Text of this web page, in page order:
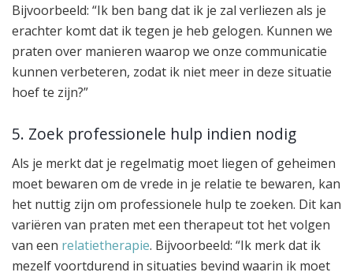
Bijvoorbeeld: “Ik ben bang dat ik je zal verliezen als je
erachter komt dat ik tegen je heb gelogen. Kunnen we
praten over manieren waarop we onze communicatie
kunnen verbeteren, zodat ik niet meer in deze situatie
hoef te zijn?”
5. Zoek professionele hulp indien nodig
Als je merkt dat je regelmatig moet liegen of geheimen
moet bewaren om de vrede in je relatie te bewaren, kan
het nuttig zijn om professionele hulp te zoeken. Dit kan
variëren van praten met een therapeut tot het volgen
van een relatietherapie. Bijvoorbeeld: “Ik merk dat ik
mezelf voortdurend in situaties bevind waarin ik moet